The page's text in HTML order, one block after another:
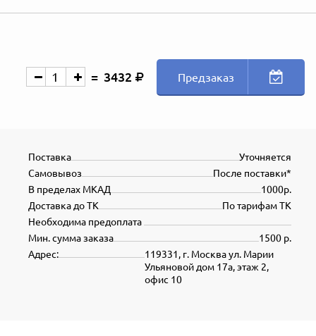
3432 Предзаказ
Уточняется
Поставка
После поставки*
Самовывоз
1000р.
В пределах МКАД
По тарифам ТК
Доставка до ТК
Необходима предоплата
1500 р.
Мин. сумма заказа
119331, г. Москва ул. Марии
Ульяновой дом 17а, этаж 2,
офис 10
Адрес: